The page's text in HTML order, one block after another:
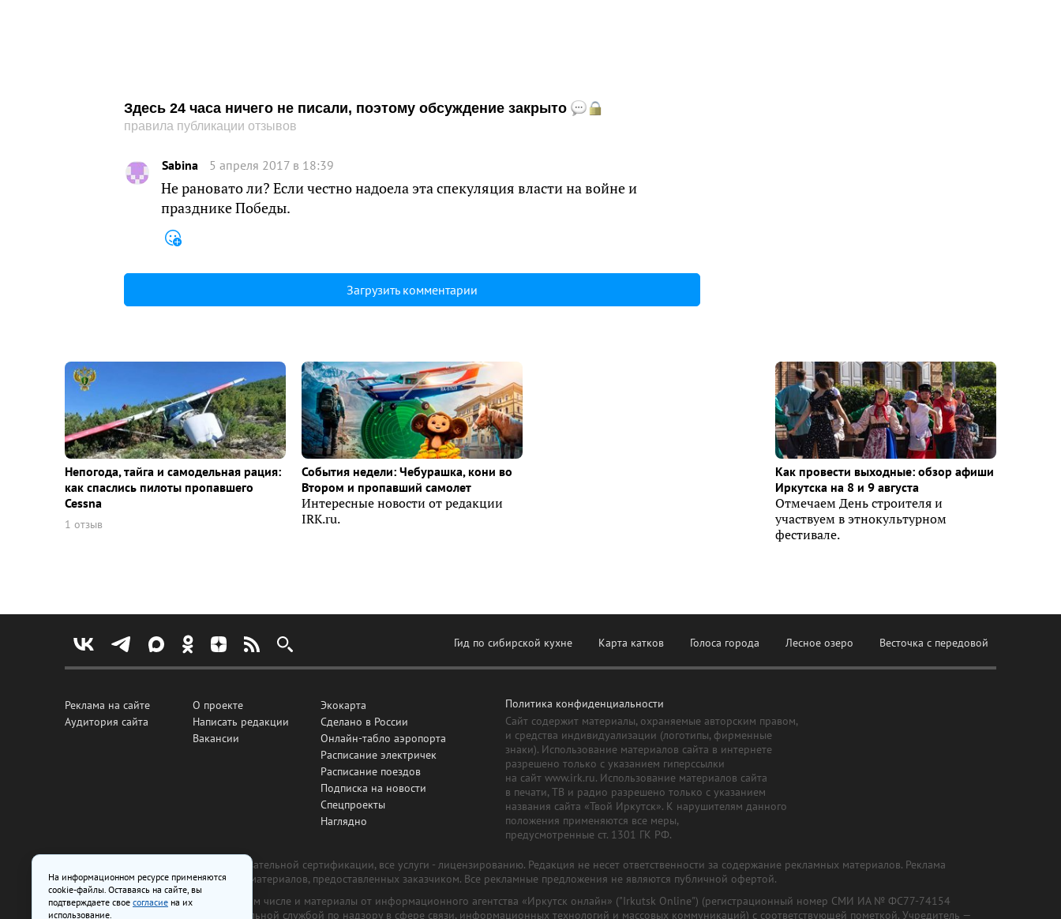
Здесь 24 часа ничего не писали, поэтому обсуждение закрыто
правила публикации отзывов
Sabina 5 апреля 2017 в 18:39
Не рановато ли? Если честно надоела эта спекуляция власти на войне и
празднике Победы.
Загрузить комментарии
Непогода, тайга и самодельная рация:
как спаслись пилоты пропавшего
Cessna
1 отзыв
События недели: Чебурашка, кони во
Втором и пропавший самолет
Интересные новости от редакции
IRK.ru.
Как провести выходные: обзор афиши
Иркутска на 8 и 9 августа
Отмечаем День строителя и
участвуем в этнокультурном
фестивале.
Гид по сибирской кухне Карта катков Голоса города Лесное озеро Весточка с передовой
Реклама на сайте
Аудитория сайта
О проекте
Написать редакции
Вакансии
Экокарта
Сделано в России
Онлайн-табло аэропорта
Расписание электричек
Расписание поездов
Подписка на новости
Спецпроекты
Наглядно
Политика конфиденциальности
Сайт содержит материалы, охраняемые авторским правом,
и средства индивидуализации (логотипы, фирменные
знаки). Использование материалов сайта в интернете
разрешено только с указанием гиперссылки
на сайт www.irk.ru. Использование материалов сайта
в печати, ТВ и радио разрешено только с указанием
названия сайта «Твой Иркутск». К нарушителям данного
положения применяются все меры,
предусмотренные ст. 1301 ГК РФ.
Все рекламные товары подлежат обязательной сертификации, все услуги - лицензированию. Редакция не несет ответственности за содержание рекламных материалов. Реклама
изготовлена и размещена на основе материалов, предоставленных заказчиком. Все рекламные предложения не являются публичной офертой.
На сайте www.irk.ru размещаются в том числе и материалы от информационного агентства «Иркутск онлайн» ("Irkutsk Online") (регистрационный номер СМИ ИА № ФС77-74154
от 29 октября 2018 г., выдан Федеральной службой по надзору в сфере связи, информационных технологий и массовых коммуникаций) с соответствующей пометкой. Учредитель —
На информационном ресурсе применяются
cookie-файлы. Оставаясь на сайте, вы
подтверждаете свое согласие на их
использование.